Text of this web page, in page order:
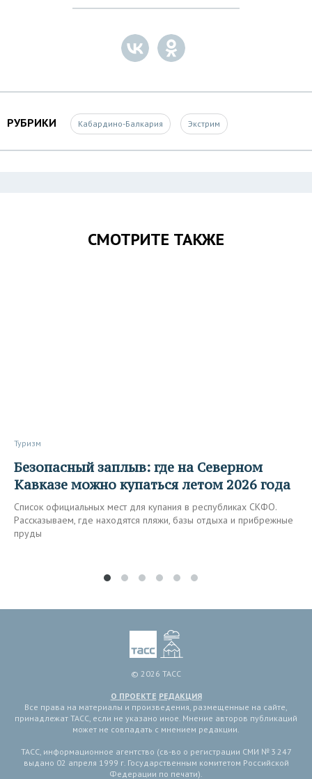
РУБРИКИ Кабардино-Балкария Экстрим
СМОТРИТЕ ТАКЖЕ
Туризм
Безопасный заплыв: где на Северном
Кавказе можно купаться летом 2026 года
Список официальных мест для купания в республиках СКФО.
Рассказываем, где находятся пляжи, базы отдыха и прибрежные
пруды
© 2026 ТАСС
О ПРОЕКТЕ РЕДАКЦИЯ
Все права на материалы и произведения, размещенные на сайте,
принадлежат ТАСС, если не указано иное. Мнение авторов публикаций
может не совпадать с мнением редакции.
ТАСС, информационное агентство (св-во о регистрации СМИ № 3 247
выдано 02 апреля 1999 г. Государственным комитетом Российской
Федерации по печати).